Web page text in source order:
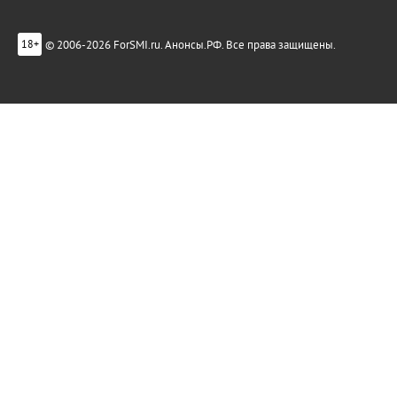
18+ © 2006-2026 ForSMI.ru. Анонсы.РФ. Все права защищены.